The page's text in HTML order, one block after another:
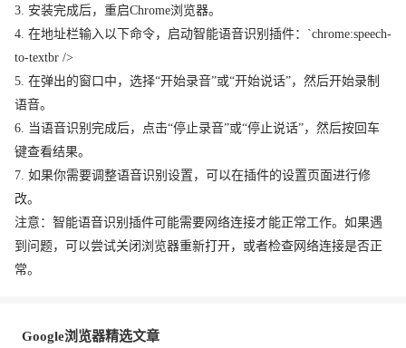
3. 安装完成后，重启Chrome浏览器。
4. 在地址栏输入以下命令，启动智能语音识别插件：`chrome:speech-
to-textbr />
5. 在弹出的窗口中，选择“开始录音”或“开始说话”，然后开始录制
语音。
6. 当语音识别完成后，点击“停止录音”或“停止说话”，然后按回车
键查看结果。
7. 如果你需要调整语音识别设置，可以在插件的设置页面进行修
改。
注意：智能语音识别插件可能需要网络连接才能正常工作。如果遇
到问题，可以尝试关闭浏览器重新打开，或者检查网络连接是否正
常。
Google浏览器精选文章